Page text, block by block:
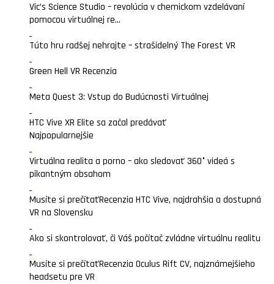
Vic’s Science Studio – revolúcia v chemickom vzdelávaní
pomocou virtuálnej re...
Túto hru radšej nehrajte – strašidelný The Forest VR
Green Hell VR Recenzia
Meta Quest 3: Vstup do Budúcnosti Virtuálnej
HTC Vive XR Elite sa začal predávať
Najpopularnejšie
Virtuálna realita a porno – ako sledovať 360° videá s
pikantným obsahom
Musíte si prečítaťRecenzia HTC Vive, najdrahšia a dostupná
VR na Slovensku
Ako si skontrolovať, či Váš počítač zvládne virtuálnu realitu
Musíte si prečítaťRecenzia Oculus Rift CV, najznámejšieho
headsetu pre VR